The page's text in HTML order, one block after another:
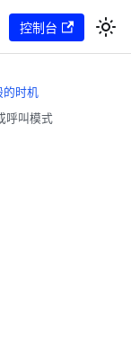
控制台
的时机
呼叫模式